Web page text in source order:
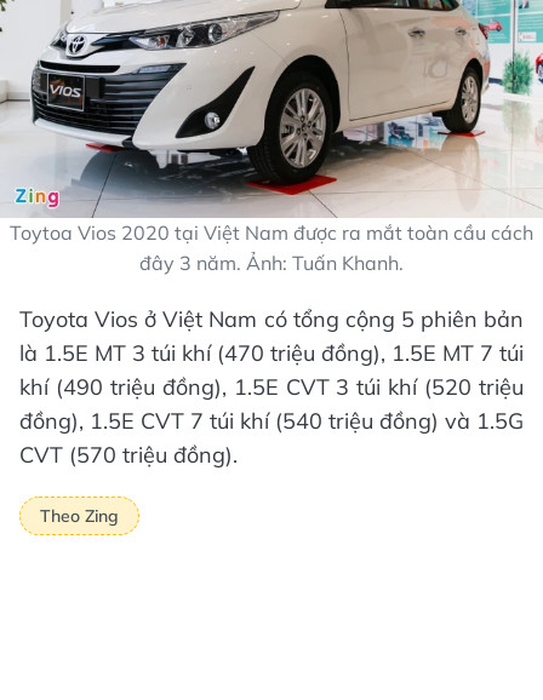
Toytoa Vios 2020 tại Việt Nam được ra mắt toàn cầu cách
đây 3 năm. Ảnh: Tuấn Khanh.
Toyota Vios ở Việt Nam có tổng cộng 5 phiên bản
là 1.5E MT 3 túi khí (470 triệu đồng), 1.5E MT 7 túi
khí (490 triệu đồng), 1.5E CVT 3 túi khí (520 triệu
đồng), 1.5E CVT 7 túi khí (540 triệu đồng) và 1.5G
CVT (570 triệu đồng).
Theo Zing